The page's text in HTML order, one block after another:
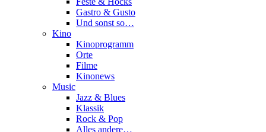
Gastro & Gusto
Und sonst so…
Kino
Kinoprogramm
Orte
Filme
Kinonews
Music
Jazz & Blues
Klassik
Rock & Pop
Alles andere…